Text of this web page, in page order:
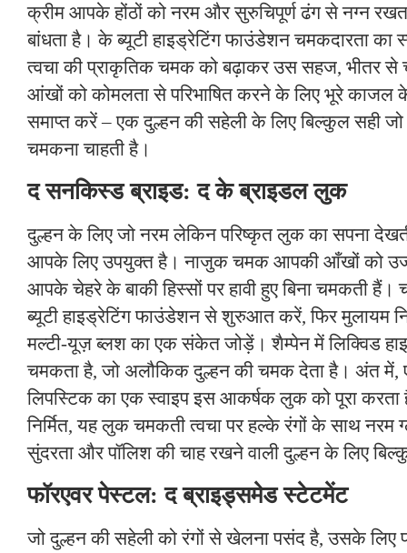
क्रीम आपके होंठों को नरम और सुरुचिपूर्ण ढंग से नग्न
बांधता है। के ब्यूटी हाइड्रेटिंग फाउंडेशन चमकदारता का
त्वचा की प्राकृतिक चमक को बढ़ाकर उस सहज, भीतर
आंखों को कोमलता से परिभाषित करने के लिए भूरे काजल
समाप्त करें – एक दुल्हन की सहेली के लिए बिल्कुल सही जो
चमकना चाहती है।
द सनकिस्ड ब्राइड: द के ब्राइडल लुक
दुल्हन के लिए जो नरम लेकिन परिष्कृत लुक का सपना
आपके लिए उपयुक्त है। नाजुक चमक आपकी आँखों को
आपके चेहरे के बाकी हिस्सों पर हावी हुए बिना चमकती
ब्यूटी हाइड्रेटिंग फाउंडेशन से शुरुआत करें, फिर मुलायम
मल्टी-यूज़ ब्लश का एक संकेत जोड़ें। शैम्पेन में लिक्विड
चमकता है, जो अलौकिक दुल्हन की चमक देता है। अंत में,
लिपस्टिक का एक स्वाइप इस आकर्षक लुक को पूरा करता
निर्मित, यह लुक चमकती त्वचा पर हल्के रंगों के साथ नरम
सुंदरता और पॉलिश की चाह रखने वाली दुल्हन के लिए
फॉरएवर पेस्टल: द ब्राइड्समेड स्टेटमेंट
जो दुल्हन की सहेली को रंगों से खेलना पसंद है, उसके लिए